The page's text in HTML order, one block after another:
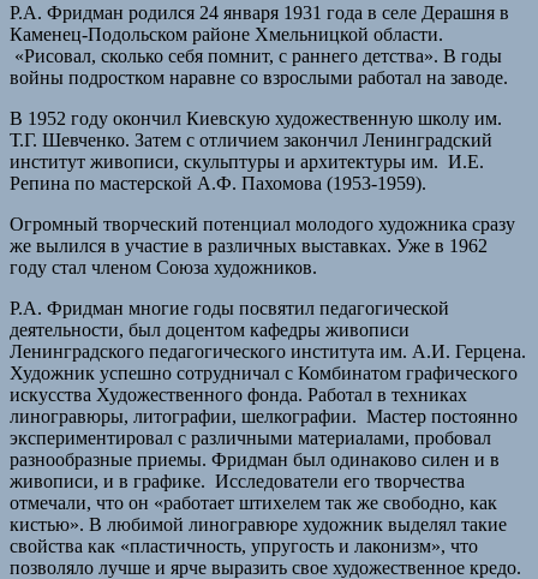
Р.А. Фридман родился 24 января 1931 года в селе Дерашня в
Каменец-Подольском районе Хмельницкой области.
«Рисовал, сколько себя помнит, с раннего детства». В годы
войны подростком наравне со взрослыми работал на заводе.
В 1952 году окончил Киевскую художественную школу им.
Т.Г. Шевченко. Затем с отличием закончил Ленинградский
институт живописи, скульптуры и архитектуры им. И.Е.
Репина по мастерской А.Ф. Пахомова (1953-1959).
Огромный творческий потенциал молодого художника сразу
же вылился в участие в различных выставках. Уже в 1962
году стал членом Союза художников.
Р.А. Фридман многие годы посвятил педагогической
деятельности, был доцентом кафедры живописи
Ленинградского педагогического института им. А.И. Герцена.
Художник успешно сотрудничал с Комбинатом графического
искусства Художественного фонда. Работал в техниках
линогравюры, литографии, шелкографии. Мастер постоянно
экспериментировал с различными материалами, пробовал
разнообразные приемы. Фридман был одинаково силен и в
живописи, и в графике. Исследователи его творчества
отмечали, что он «работает штихелем так же свободно, как
кистью». В любимой линогравюре художник выделял такие
свойства как «пластичность, упругость и лаконизм», что
позволяло лучше и ярче выразить свое художественное кредо.